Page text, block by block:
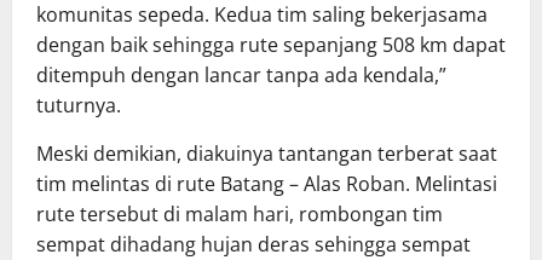
komunitas sepeda. Kedua tim saling bekerjasama
dengan baik sehingga rute sepanjang 508 km dapat
ditempuh dengan lancar tanpa ada kendala,”
tuturnya.
Meski demikian, diakuinya tantangan terberat saat
tim melintas di rute Batang – Alas Roban. Melintasi
rute tersebut di malam hari, rombongan tim
sempat dihadang hujan deras sehingga sempat